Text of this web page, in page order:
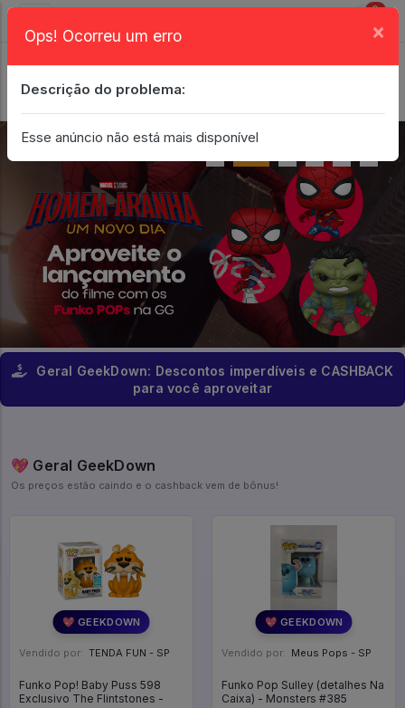
0
Geral GeekDown: Descontos imperdíveis e CASHBACK
para você aproveitar
💖 Geral GeekDown
Os preços estão caindo e o cashback vem de bônus!
💖 GEEKDOWN
Vendido por: TENDA FUN - SP
Funko Pop! Baby Puss 598
Exclusivo The Flintstones -
💖 GEEKDOWN
Vendido por: Meus Pops - SP
Funko Pop Sulley (detalhes Na
Caixa) - Monsters #385
Ops! Ocorreu um erro ×
Descrição do problema:
Esse anúncio não está mais disponível